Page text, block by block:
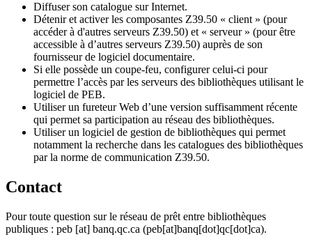
Diffuser son catalogue sur Internet.
Détenir et activer les composantes Z39.50 « client » (pour
accéder à d'autres serveurs Z39.50) et « serveur » (pour être
accessible à d’autres serveurs Z39.50) auprès de son
fournisseur de logiciel documentaire.
Si elle possède un coupe-feu, configurer celui-ci pour
permettre l’accès par les serveurs des bibliothèques utilisant le
logiciel de PEB.
Utiliser un fureteur Web d’une version suffisamment récente
qui permet sa participation au réseau des bibliothèques.
Utiliser un logiciel de gestion de bibliothèques qui permet
notamment la recherche dans les catalogues des bibliothèques
par la norme de communication Z39.50.
Contact
Pour toute question sur le réseau de prêt entre bibliothèques
publiques : peb [at] banq.qc.ca (peb[at]banq[dot]qc[dot]ca).